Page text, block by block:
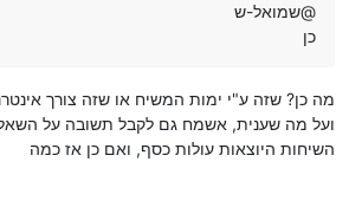
@שמואל-ש
כן
מה כן? שזה ע"י ימות המשיח או שזה צורך
ועל מה שענית, אשמח גם לקבל תשובה על
השיחות היוצאות עולות כסף, ואם כן אז כמה